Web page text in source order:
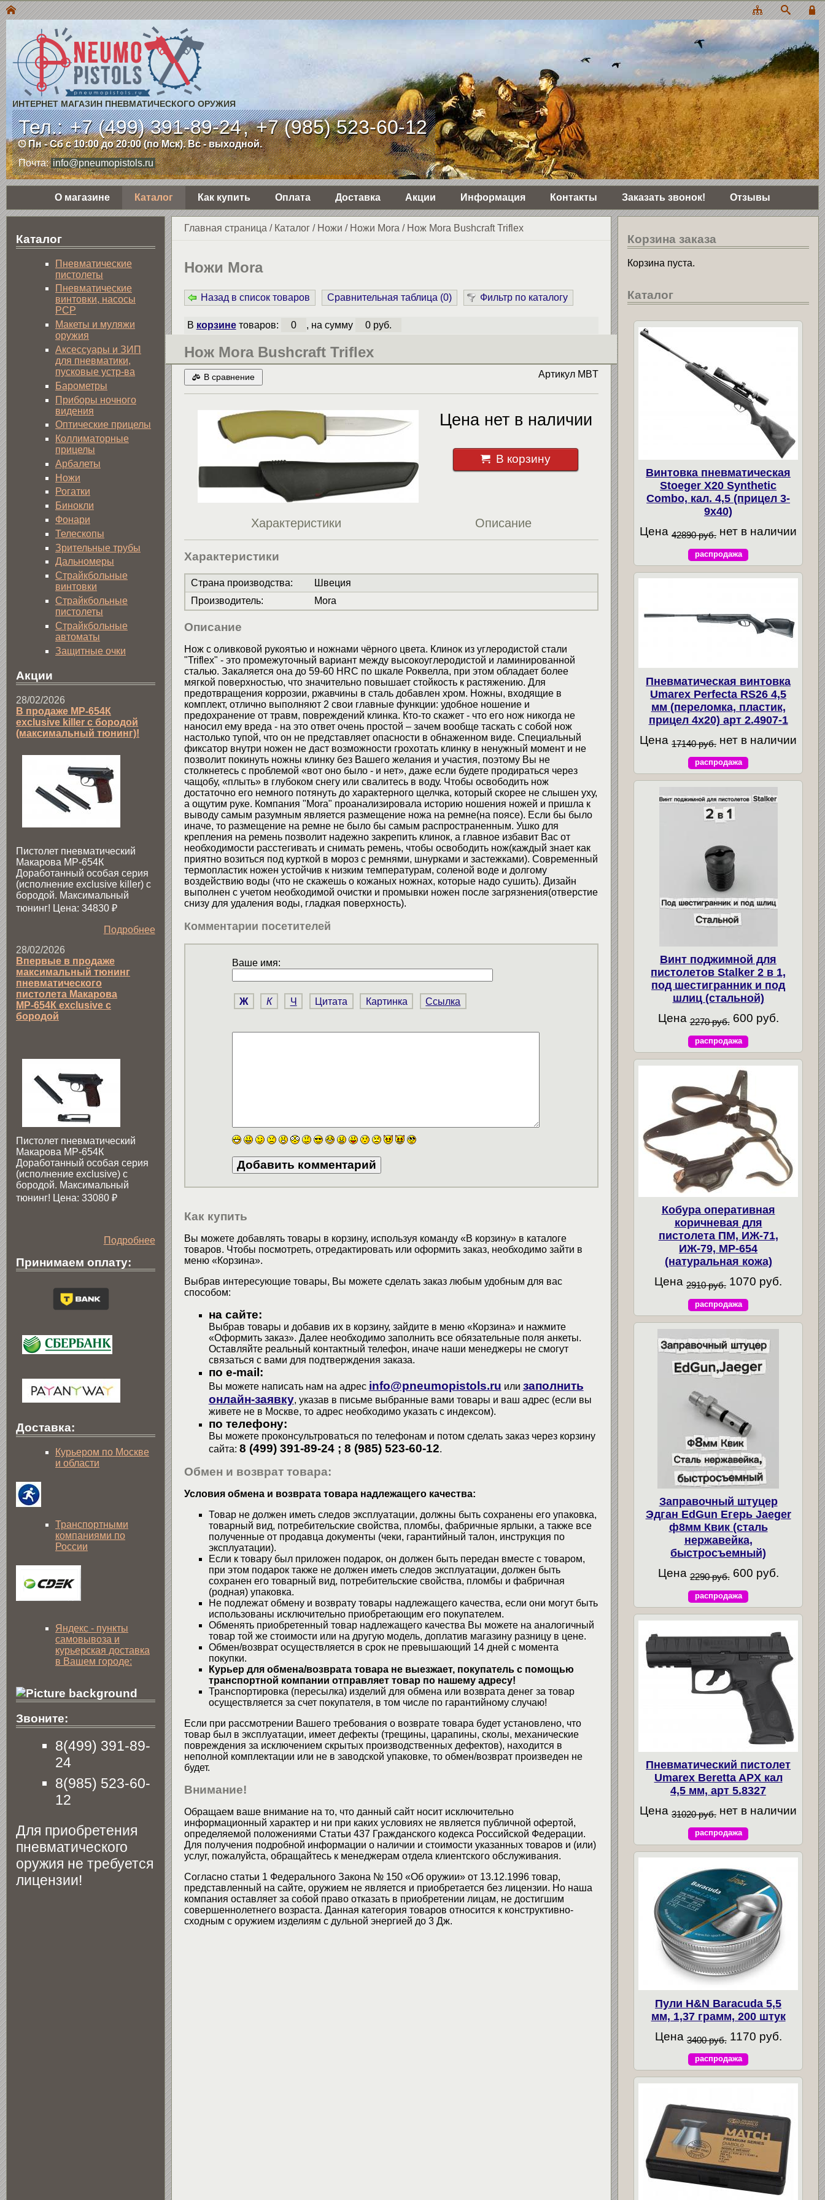
ИНТЕРНЕТ МАГАЗИН ПНЕВМАТИЧЕСКОГО ОРУЖИЯ
Тел.:+7 (499) 391-89-24,+7 (985) 523-60-12
Пн - Сб с 10:00 до 20:00 (по Мск). Вс - выходной.
Почта: info@pneumopistols.ru
О магазине Каталог Как купить Оплата Доставка Акции Информация Контакты Заказать звонок! Отзывы
Главная страница / Каталог/ Ножи / Ножи Mora / Нож Mora Bushcraft Triflex
Ножи Mora
Назад в список товаров Сравнительная таблица (0) Фильтр по каталогу
В корзинетоваров: 0 , на сумму 0 руб.
Нож Mora Bushcraft Triflex
В сравнение Артикул MBT
Цена нет в наличии
В корзину
Характеристики Описание
Характеристики
Страна производства:
Швеция
Производитель: Mora
Описание
Нож с оливковой рукоятью и ножнами чёрного цвета. Клинок из углеродистой стали
"Triflex" - это промежуточный вариант между высокоуглеродистой и ламинированной
сталью. Закаляется она до 59-60 HRC по шкале Роквелла, при этом обладает более
мягкой поверхностью, что значительно повышает стойкость к растяжению. Для
предотвращения коррозии, ржавчины в сталь добавлен хром. Ножны, входящие в
комплект, отлично выполняют 2 свои главные функции: удобное ношение и
предохранение от травм, повреждений клинка. Кто-то скажет - что его нож никогда не
наносил ему вреда - на это ответ очень простой – зачем вообще таскать с собой нож
настолько тупой, что он не представляет опасности в обнаженном виде. Специальный
фиксатор внутри ножен не даст возможности грохотать клинку в ненужный момент и не
позволит покинуть ножны клинку без Вашего желания и участия, поэтому Вы не
столкнетесь с проблемой «вот оно было - и нет», даже если будете продираться через
чащобу, «плыть» в глубоком снегу или свалитесь в воду. Чтобы освободить нож
достаточно его немного потянуть до характерного щелчка, который скорее не слышен уху,
а ощутим руке. Компания "Mora" проанализировала историю ношения ножей и пришла к
выводу самым разумным является размещение ножа на ремне(на поясе). Если бы было
иначе, то размещение на ремне не было бы самым распространенным. Ушко для
крепления на ремень позволит надежно закрепить клинок, а главное избавит Вас от
необходимости расстегивать и снимать ремень, чтобы освободить нож(каждый знает как
приятно возиться под курткой в мороз с ремнями, шнурками и застежками). Современный
термопластик ножен устойчив к низким температурам, соленой воде и долгому
воздействию воды (что не скажешь о кожаных ножнах, которые надо сушить). Дизайн
выполнен с учетом необходимой очистки и промывки ножен после загрязнения(отверстие
снизу для удаления воды, гладкая поверхность).
Комментарии посетителей
Ваше имя:
Ж К Ч Цитата Картинка Ссылка
Как купить
Вы можете добавлять товары в корзину, используя команду «В корзину» в каталоге
товаров. Чтобы посмотреть, отредактировать или оформить заказ, необходимо зайти в
меню «Корзина».
Выбрав интересующие товары, Вы можете сделать заказ любым удобным для вас
способом:
на сайте:
Выбрав товары и добавив их в корзину, зайдите в меню «Корзина» и нажмите
«Оформить заказ». Далее необходимо заполнить все обязательные поля анкеты.
Оставляйте реальный контактный телефон, иначе наши менеджеры не смогут
связаться с вами для подтверждения заказа.
по e-mail:
Вы можете написать нам на адрес info@pneumopistols.ru или заполнить
онлайн-заявку, указав в письме выбранные вами товары и ваш адрес (если вы
живете не в Москве, то адрес необходимо указать с индексом).
по телефону:
Вы можете проконсультроваться по телефонам и потом сделать заказ через корзину
сайта: 8 (499) 391-89-24 ; 8 (985) 523-60-12.
Обмен и возврат товара:
Условия обмена и возврата товара надлежащего качества:
Товар не должен иметь следов эксплуатации, должны быть сохранены его упаковка,
товарный вид, потребительские свойства, пломбы, фабричные ярлыки, а также все
полученные от продавца документы (чеки, гарантийный талон, инструкция по
эксплуатации).
Если к товару был приложен подарок, он должен быть передан вместе с товаром,
при этом подарок также не должен иметь следов эксплуатации, должен быть
сохранен его товарный вид, потребительские свойства, пломбы и фабричная
(родная) упаковка.
Не подлежат обмену и возврату товары надлежащего качества, если они могут быть
использованы исключительно приобретающим его покупателем.
Обменять приобретенный товар надлежащего качества Вы можете на аналогичный
товар той же стоимости или на другую модель, доплатив магазину разницу в цене.
Обмен/возврат осуществляется в срок не превышающий 14 дней с момента
покупки.
Курьер для обмена/возврата товара не выезжает, покупатель с помощью
транспортной компании отправляет товар по нашему адресу!
Транспортировка (пересылка) изделий для обмена или возврата денег за товар
осуществляется за счет покупателя, в том числе по гарантийному случаю!
Если при рассмотрении Вашего требования о возврате товара будет установлено, что
товар был в эксплуатации, имеет дефекты (трещины, царапины, сколы, механические
повреждения за исключением скрытых производственных дефектов), находится в
неполной комплектации или не в заводской упаковке, то обмен/возврат произведен не
будет.
Внимание!
Обращаем ваше внимание на то, что данный сайт носит исключительно
информационный характер и ни при каких условиях не является публичной офертой,
определяемой положениями Статьи 437 Гражданского кодекса Российской Федерации.
Для получения подробной информации о наличии и стоимости указанных товаров и (или)
услуг, пожалуйста, обращайтесь к менеджерам отдела клиентского обслуживания.
Согласно статьи 1 Федерального Закона № 150 «Об оружии» от 13.12.1996 товар,
представленный на сайте, оружием не является и приобретается без лицензии. Но наша
компания оставляет за собой право отказать в приобретении лицам, не достигшим
совершеннолетнего возраста. Данная категория товаров относится к конструктивно-
сходным с оружием изделиям с дульной энергией до 3 Дж.
Каталог
Пнев­ма­ти­чес­кие
пистолеты
Пневматические
винтовки, насосы
PCP
Макеты и муляжи
оружия
Аксессуары и ЗИП
для пневматики,
пусковые устр-ва
Барометры
Приборы ночного
видения
Оптические прицелы
Коллиматорные
прицелы
Арбалеты
Ножи
Рогатки
Бинокли
Фонари
Телескопы
Зрительные трубы
Дальномеры
Страйкбольные
винтовки
Страйкбольные
пистолеты
Страйкбольные
автоматы
Защитные очки
Акции
28/02/2026
В продаже МР-654К
exclusive killer с бородой
(максимальный тюнинг)!
Пистолет пневматический
Макарова МР-654К
Доработанный особая серия
(исполнение exclusive killer) с
бородой. Максимальный
тюнинг! Цена: 34830 ₽
Подробнее
28/02/2026
Впервые в продаже
максимальный тюнинг
пневматического
пистолета Макарова
МР-654К exclusive с
бородой
Пистолет пневматический
Макарова МР-654К
Доработанный особая серия
(исполнение exclusive) c
бородой. Максимальный
тюнинг! Цена: 33080 ₽
Подробнее
Принимаем оплату:
Доставка:
Курьером по Москве
и области
Транспортными
компаниями по
России
Яндекс - пункты
самовывоза и
курьерская доставка
в Вашем городе:
Звоните:
8(499) 391-89-
24
8(985) 523-60-
12
Для приобретения
пневматического
оружия не требуется
лицензии!
Корзина заказа
Корзина пуста.
Каталог
Винтовка пневматическая
Stoeger X20 Synthetic
Combo, кал. 4,5 (прицел 3-
9х40)
Цена 42890 руб. нет в наличии
распродажа
Пневматическая винтовка
Umarex Perfecta RS26 4,5
мм (переломка, пластик,
прицел 4x20) арт 2.4907-1
Цена 17140 руб. нет в наличии
распродажа
Винт поджимной для
пистолетов Stalker 2 в 1,
под шестигранник и под
шлиц (стальной)
Цена 2270 руб. 600 руб.
распродажа
Кобура оперативная
коричневая для
пистолета ПМ, ИЖ-71,
ИЖ-79, МР-654
(натуральная кожа)
Цена 2910 руб. 1070 руб.
распродажа
Заправочный штуцер
Эдган EdGun Егерь Jaeger
ф8мм Квик (сталь
нержавейка,
быстросъемный)
Цена 2290 руб. 600 руб.
распродажа
Пневматический пистолет
Umarex Beretta APX кал
4,5 мм, арт 5.8327
Цена31020 руб. нет в наличии
распродажа
Пули H&N Baracuda 5,5
мм, 1,37 грамм, 200 штук
Цена 3400 руб. 1170 руб.
распродажа